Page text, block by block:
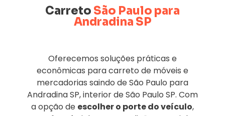
Carreto São Paulo para
Andradina SP
Oferecemos soluções práticas e
econômicas para carreto de móveis e
mercadorias saindo de São Paulo para
Andradina SP, interior de São Paulo SP. Com
a opção de escolher o porte do veículo,